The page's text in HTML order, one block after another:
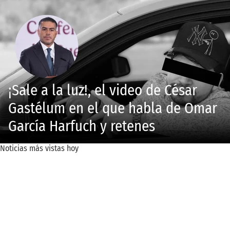
¡Sale a la luz!, el video de César
Gastélum en el que habla de Omar
García Harfuch y retenes
Noticias más vistas hoy